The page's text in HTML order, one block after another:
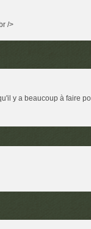
/>
y a beaucoup à faire